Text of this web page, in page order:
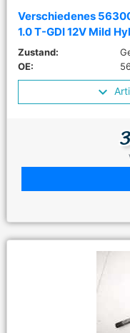
Verschiedenes
1.0 T-GDI 12V Mild
Zustand:
OE: